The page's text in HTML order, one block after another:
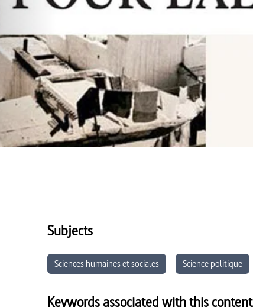
Subjects
Sciences humaines et sociales Science politique
Keywords associated with this content